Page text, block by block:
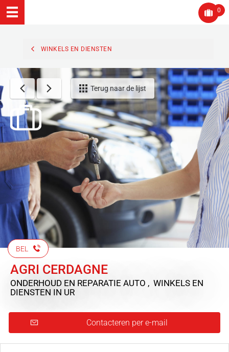
0
WINKELS EN DIENSTEN
Terug naar de lijst
BEL
AGRI CERDAGNE
ONDERHOUD EN REPARATIE AUTO , WINKELS EN
DIENSTEN IN UR
Contacteren per e-mail